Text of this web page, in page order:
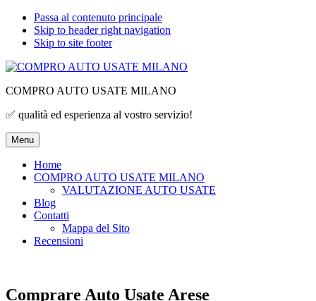
Passa al contenuto principale
Skip to header right navigation
Skip to site footer
COMPRO AUTO USATE MILANO
✅ qualità ed esperienza al vostro servizio!
Menu
Home
COMPRO AUTO USATE MILANO
VALUTAZIONE AUTO USATE
Blog
Contatti
Mappa del Sito
Recensioni
Comprare Auto Usate Arese